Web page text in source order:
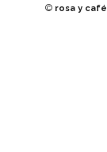
© rosa y café